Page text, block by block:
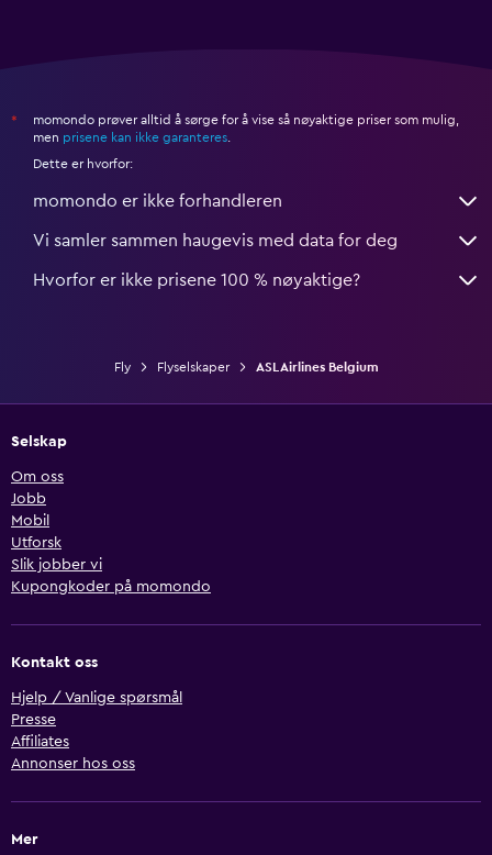
*
momondo prøver alltid å sørge for å vise så nøyaktige priser som mulig,
men prisene kan ikke garanteres
Dette er hvorfor:
momondo er ikke forhandleren
Vi samler sammen haugevis med data for deg
Hvorfor er ikke prisene 100 % nøyaktige?
Fly Flyselskaper ASL Airlines Belgium
Selskap
Om oss
Jobb
Mobil
Utforsk
Slik jobber vi
Kupongkoder på momondo
Kontakt oss
Hjelp / Vanlige spørsmål
Presse
Affiliates
Annonser hos oss
Mer